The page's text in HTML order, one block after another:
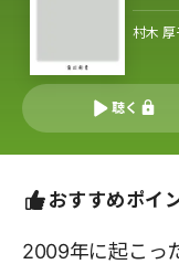
村木 厚
聴く
おすすめポイ
2009年に起こっ